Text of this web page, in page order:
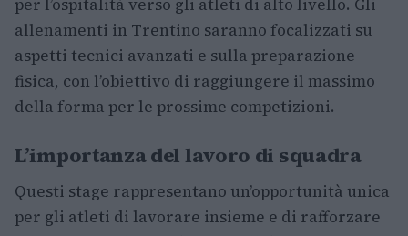
per l’ospitalità verso gli atleti di alto livello. Gli
allenamenti in Trentino saranno focalizzati su
aspetti tecnici avanzati e sulla preparazione
fisica, con l’obiettivo di raggiungere il massimo
della forma per le prossime competizioni.
L’importanza del lavoro di squadra
Questi stage rappresentano un’opportunità unica
per gli atleti di lavorare insieme e di rafforzare